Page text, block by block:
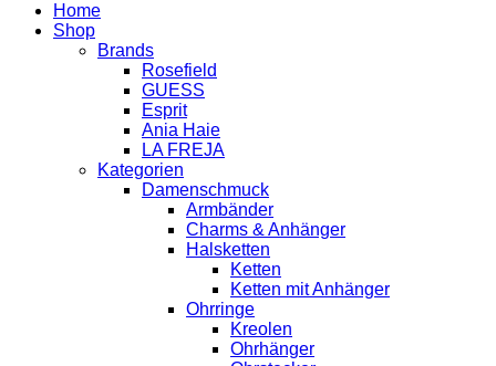
Home
Shop
Brands
Rosefield
GUESS
Esprit
Ania Haie
LA FREJA
Kategorien
Damenschmuck
Armbänder
Charms & Anhänger
Halsketten
Ketten
Ketten mit Anhänger
Ohrringe
Kreolen
Ohrhänger